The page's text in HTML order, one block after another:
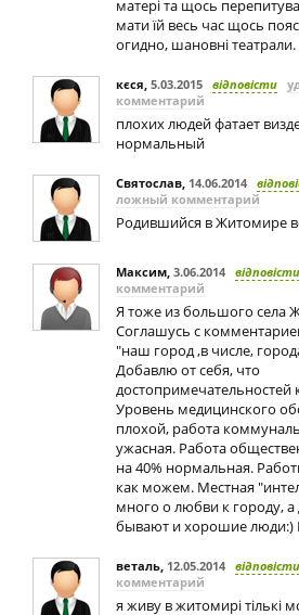
матері та щось
мати їй весь час щось
огидно, шановні театрали.
кєся, 5.03.2015 відповісти
комментарий
плохих людей фатает
нормальный
Святослав, 14.06.2014
ложный комментарий
Родившийся в Житомире
Максим, 3.06.2014 відповісти
комментарий
Я тоже из большого села
Соглашусь с
"наш город ,в числе,
Добавлю от себя, что
достопримечательностей
Уровень медицинского
плохой, работа
ужасная. Работа
на 40% нормальная.
как можем. Местная
много о любви к городу, а
бывают и хорошие люди:)
веталь, 12.05.2014 відповісти
комментарий
я живу в житомирі тількі